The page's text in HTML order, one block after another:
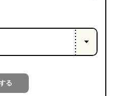
LIFE
LABEL
る